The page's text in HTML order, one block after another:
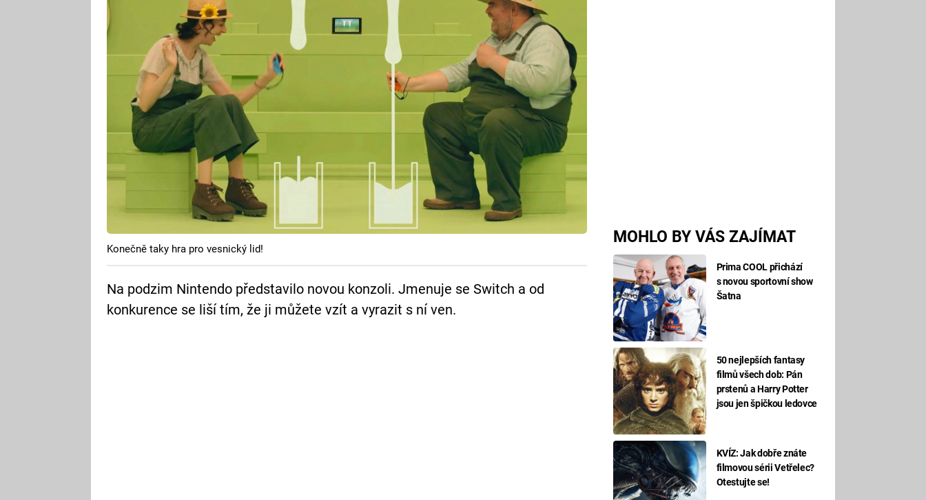
MOHLO BY VÁS ZAJÍMAT
Prima COOL přichází
s novou sportovní show
Šatna
50 nejlepších fantasy
filmů všech dob: Pán
prstenů a Harry Potter
jsou jen špičkou ledovce
KVÍZ: Jak dobře znáte
filmovou sérii Vetřelec?
Otestujte se!
Konečně taky hra pro vesnický lid!
Na podzim Nintendo představilo novou konzoli. Jmenuje se Switch a od
konkurence se liší tím, že ji můžete vzít a vyrazit s ní ven.